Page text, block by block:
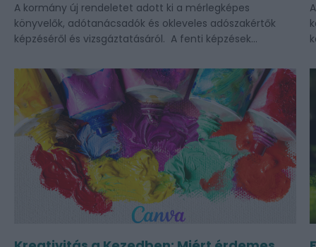
A kormány új rendeletet adott ki a mérlegképes
könyvelők, adótanácsadók és okleveles adószakértők
képzéséről és vizsgáztatásáról. A fenti képzések...